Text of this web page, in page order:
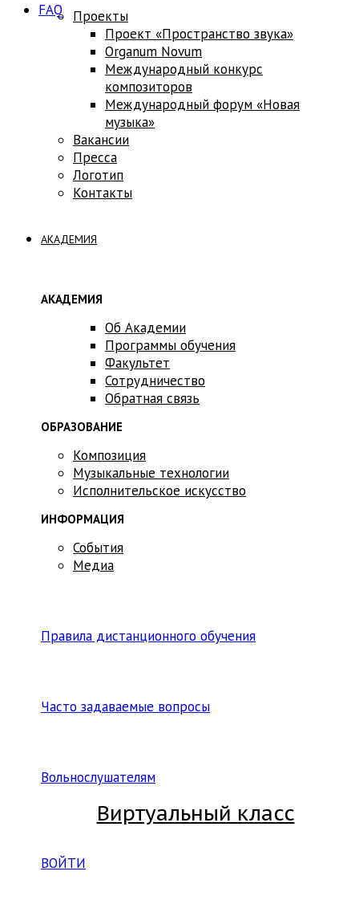
FAQ
Проекты
Проект «Пространство звука»
Оrganum Novum
Международный конкурс
композиторов
Международный форум «Новая
музыка»
Вакансии
Пресса
Логотип
Контакты
АКАДЕМИЯ
АКАДЕМИЯ
Об Академии
Программы обучения
Факультет
Сотрудничество
Обратная связь
ОБРАЗОВАНИЕ
Композиция
Музыкальные технологии
Исполнительское искусство
ИНФОРМАЦИЯ
События
Медиа
Правила дистанционного обучения
Часто задаваемые вопросы
Вольнослушателям
Виртуальный класс
ВОЙТИ